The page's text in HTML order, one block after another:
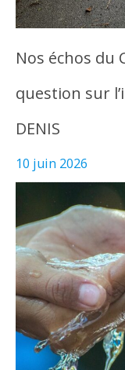
Nos échos du
question sur
DENIS
10 juin 2026